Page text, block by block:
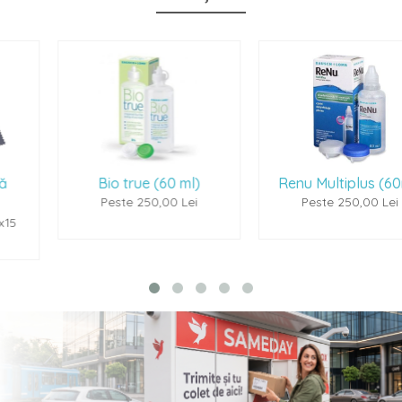
Bio true (60 ml)
Peste 250,00 Lei
Renu Multiplus (60ml)
Peste 250,00 Lei